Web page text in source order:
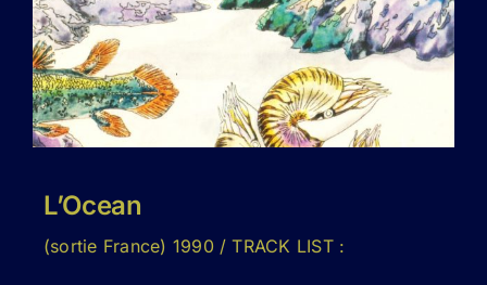
L’Ocean
(sortie France) 1990 / TRACK LIST :